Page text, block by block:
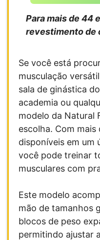
Para mais de 44
revestimento de
Se você está
musculação
sala de ginástica
academia ou
modelo da Natural
escolha. Com
disponíveis em um
você pode treinar
musculares com
Este modelo
mão de tamanhos
blocos de peso
permitindo ajustar